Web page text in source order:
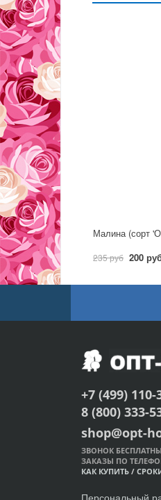
Малина (сорт
235 руб 200
+7 (499) 110-
8 (800) 333-
shop@opt-
ЗВОНОК
ЗАКАЗЫ ПО
КАК КУПИТЬ /
Персональный